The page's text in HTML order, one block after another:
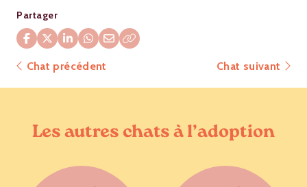
Partager
Chat précédent Chat suivant
Les autres chats à l’adoption